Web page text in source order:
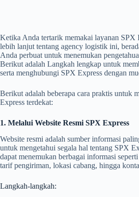
Ketika Anda tertarik memakai layanan SPX
lebih lanjut tentang agency logistik ini,
Anda perbuat untuk menemukan
Berikut adalah Langkah lengkap untuk
serta menghubungi SPX Express dengan
Berikut adalah beberapa cara praktis untuk
Express terdekat:
1. Melalui Website Resmi SPX Express
Website resmi adalah sumber informasi
untuk mengetahui segala hal tentang SPX
dapat menemukan berbagai informasi
tarif pengiriman, lokasi cabang, hingga
Langkah-langkah: